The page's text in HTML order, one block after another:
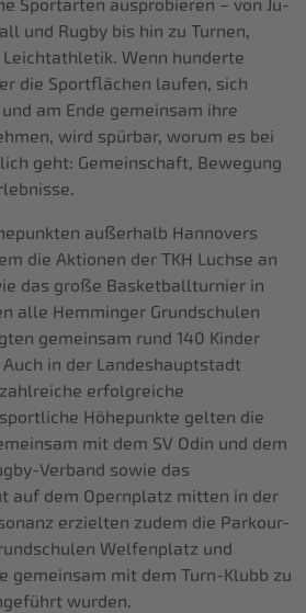
Sportarten ausprobieren – von Ju-
und Rugby bis hin zu Turnen,
Wenn hunderte
die Sportflächen laufen, sich
am Ende gemeinsam ihre
wird spürbar, worum es bei
geht: Gemeinschaft, Bewegung
außerhalb Hannovers
die Aktionen der TKH Luchse an
das große Basketballturnier in
alle Hemminger Grundschulen
gemeinsam rund 140 Kinder
in der Landeshauptstadt
erfolgreiche
Höhepunkte gelten die
mit dem SV Odin und dem
Verband sowie das
auf dem Opernplatz mitten in der
erzielten zudem die Parkour-
Welfenplatz und
gemeinsam mit dem Turn-Klubb zu
wurden.